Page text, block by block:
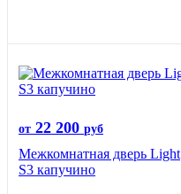
от 22 200 руб
Межкомнатная дверь Light
S3 капучино